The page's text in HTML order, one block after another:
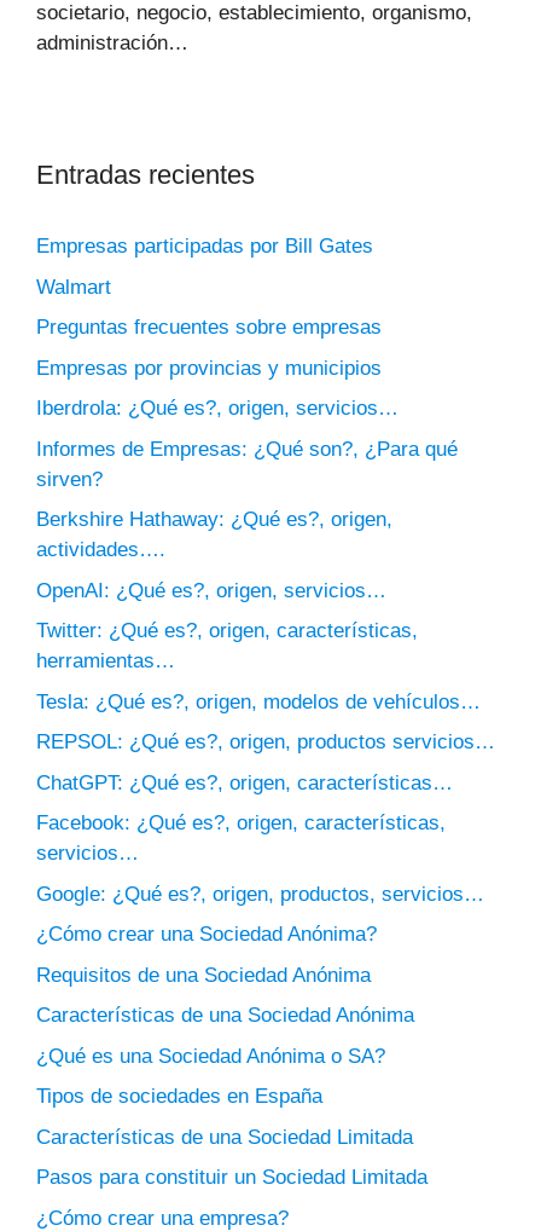
societario, negocio, establecimiento, organismo,
administración…
Entradas recientes
Empresas participadas por Bill Gates
Walmart
Preguntas frecuentes sobre empresas
Empresas por provincias y municipios
Iberdrola: ¿Qué es?, origen, servicios…
Informes de Empresas: ¿Qué son?, ¿Para qué
sirven?
Berkshire Hathaway: ¿Qué es?, origen,
actividades….
OpenAI: ¿Qué es?, origen, servicios…
Twitter: ¿Qué es?, origen, características,
herramientas…
Tesla: ¿Qué es?, origen, modelos de vehículos…
REPSOL: ¿Qué es?, origen, productos servicios…
ChatGPT: ¿Qué es?, origen, características…
Facebook: ¿Qué es?, origen, características,
servicios…
Google: ¿Qué es?, origen, productos, servicios…
¿Cómo crear una Sociedad Anónima?
Requisitos de una Sociedad Anónima
Características de una Sociedad Anónima
¿Qué es una Sociedad Anónima o SA?
Tipos de sociedades en España
Características de una Sociedad Limitada
Pasos para constituir un Sociedad Limitada
¿Cómo crear una empresa?